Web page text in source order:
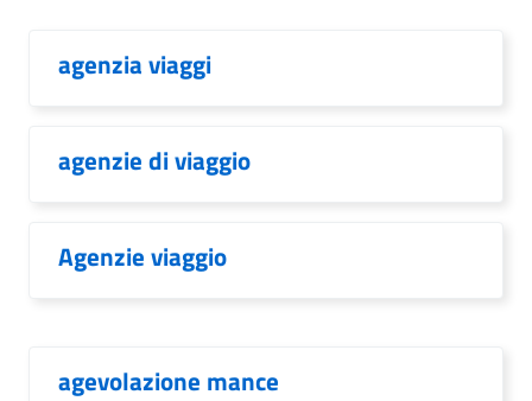
agenzia viaggi
agenzie di viaggio
Agenzie viaggio
agevolazione mance